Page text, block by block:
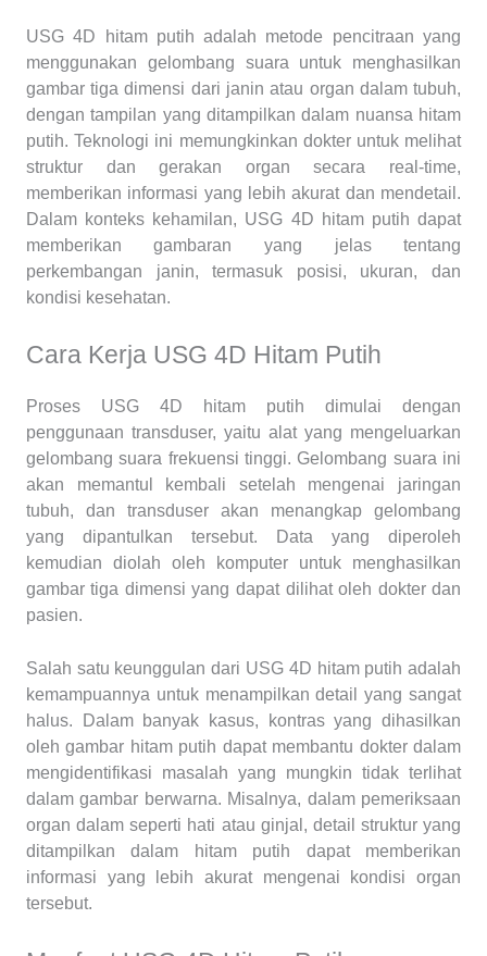
USG 4D hitam putih adalah metode pencitraan yang
menggunakan gelombang suara untuk menghasilkan
gambar tiga dimensi dari janin atau organ dalam tubuh,
dengan tampilan yang ditampilkan dalam nuansa hitam
putih. Teknologi ini memungkinkan dokter untuk melihat
struktur dan gerakan organ secara real-time,
memberikan informasi yang lebih akurat dan mendetail.
Dalam konteks kehamilan, USG 4D hitam putih dapat
memberikan gambaran yang jelas tentang
perkembangan janin, termasuk posisi, ukuran, dan
kondisi kesehatan.
Cara Kerja USG 4D Hitam Putih
Proses USG 4D hitam putih dimulai dengan
penggunaan transduser, yaitu alat yang mengeluarkan
gelombang suara frekuensi tinggi. Gelombang suara ini
akan memantul kembali setelah mengenai jaringan
tubuh, dan transduser akan menangkap gelombang
yang dipantulkan tersebut. Data yang diperoleh
kemudian diolah oleh komputer untuk menghasilkan
gambar tiga dimensi yang dapat dilihat oleh dokter dan
pasien.
Salah satu keunggulan dari USG 4D hitam putih adalah
kemampuannya untuk menampilkan detail yang sangat
halus. Dalam banyak kasus, kontras yang dihasilkan
oleh gambar hitam putih dapat membantu dokter dalam
mengidentifikasi masalah yang mungkin tidak terlihat
dalam gambar berwarna. Misalnya, dalam pemeriksaan
organ dalam seperti hati atau ginjal, detail struktur yang
ditampilkan dalam hitam putih dapat memberikan
informasi yang lebih akurat mengenai kondisi organ
tersebut.